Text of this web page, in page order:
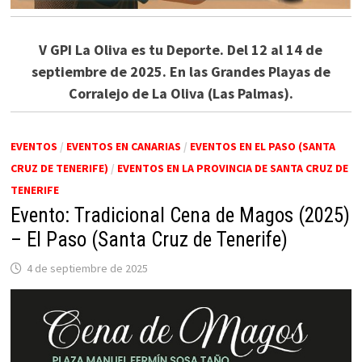
V GPI La Oliva es tu Deporte. Del 12 al 14 de
septiembre de 2025. En las Grandes Playas de
Corralejo de La Oliva (Las Palmas).
EVENTOS / EVENTOS EN CANARIAS / EVENTOS EN EL PASO (SANTA
CRUZ DE TENERIFE) / EVENTOS EN LA PROVINCIA DE SANTA CRUZ DE
TENERIFE
Evento: Tradicional Cena de Magos (2025)
– El Paso (Santa Cruz de Tenerife)
4 de septiembre de 2025